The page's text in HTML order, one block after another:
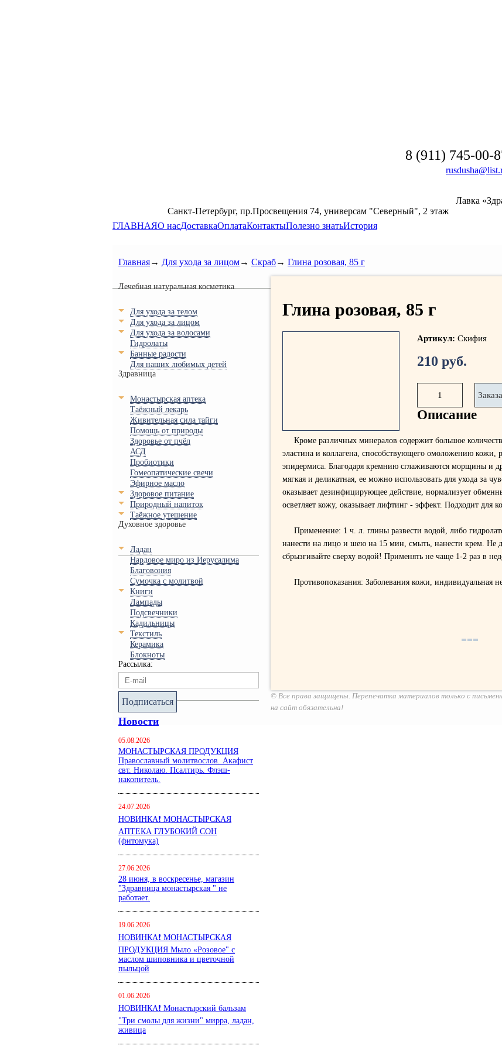
8 (911) 745-00-
Лавка
Санкт-Петербург, пр.Просвещения 74, универсам "Северный", 2 этаж
ГЛАВНАЯО насДоставкаОплатаКонтактыПолезно знатьИстория
Главная→ Для ухода за лицом→ Скраб→ Глина розовая, 85 г
Лечебная натуральная косметика
Для ухода за телом
Для ухода за лицом
Для ухода за волосами
Гидролаты
Банные радости
Для наших любимых детей
Здравница
Монастырская аптека
Таёжный лекарь
Живительная сила тайги
Помощь от природы
Здоровье от пчёл
АСД
Пробиотики
Гомеопатические свечи
Эфирное масло
Здоровое питание
Природный напиток
Таёжное утешение
Духовное здоровье
Ладан
Нардовое миро из Иерусалима
Благовония
Сумочка с молитвой
Книги
Лампады
Подсвечники
Кадильницы
Текстиль
Керамика
Блокноты
Рассылка:
Подписаться
Новости
05.08.2026
МОНАСТЫРСКАЯ ПРОДУКЦИЯ
Православный молитвослов. Акафист
свт. Николаю. Псалтирь. Флэш-
накопитель.
24.07.2026
НОВИНКА❗ МОНАСТЫРСКАЯ
АПТЕКА ГЛУБОКИЙ СОН
(фитомука)
27.06.2026
28 июня, в воскресенье, магазин
"Здравница монастырская " не
работает.
19.06.2026
НОВИНКА❗ МОНАСТЫРСКАЯ
ПРОДУКЦИЯ Мыло «Розовое" с
маслом шиповника и цветочной
пыльцой
01.06.2026
НОВИНКА❗ Монастырский бальзам
"Три смолы для жизни" мирра, ладан,
живица
Глина розовая, 85 г
Артикул: Скифия
210 руб.
1
Описание
Кроме различных минералов содержит большое
эластина и коллагена, способствующего омоложению кожи,
эпидермиса. Благодаря кремнию сглаживаются морщины и
мягкая и деликатная, ее можно использовать для ухода за
оказывает дезинфицирующее действие, нормализует
осветляет кожу, оказывает лифтинг - эффект. Подходит для
Применение: 1 ч. л. глины развести водой, либо
нанести на лицо и шею на 15 мин, смыть, нанести крем. Не
сбрызгивайте сверху водой! Применять не чаще 1-2 раз в
Противопоказания: Заболевания кожи, индивидуальная
© Все права защищены. Перепечатка материалов только с
на сайт обязательна!